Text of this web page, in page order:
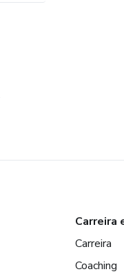
Carreira
Carreira
Coaching